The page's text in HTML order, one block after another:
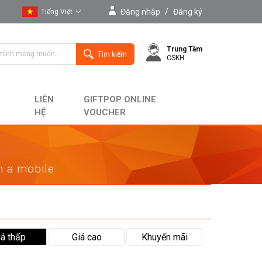
Tiếng Việt
English
Đăng nhập / Đăng ký
Tìm kiếm
Trung Tâm
CSKH
LIÊN
HỆ
GIFTPOP ONLINE
VOUCHER
a mobile
thấp Giá cao Khuyến mãi